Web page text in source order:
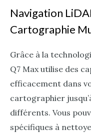
Navigation
Cartographie
Grâce à la
Q7 Max utilise des
efficacement dans
cartographier
différents. Vous
spécifiques à